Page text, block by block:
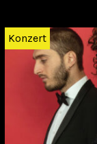
Konzert